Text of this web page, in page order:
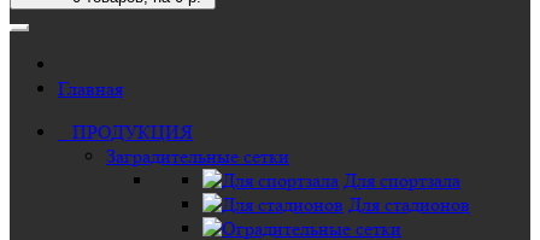
Главная
ПРОДУКЦИЯ
Заградительные сетки
Для спортзала
Для стадионов